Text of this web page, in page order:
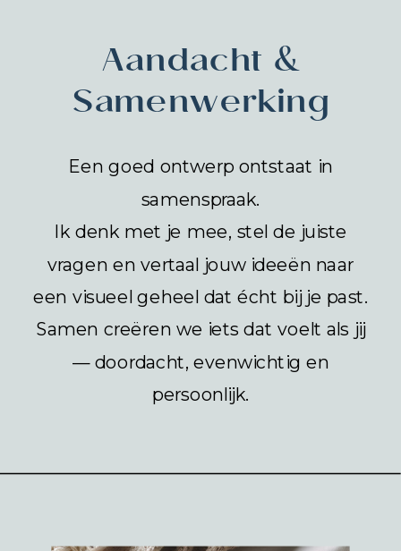
Aandacht &
Samenwerking
Een goed ontwerp ontstaat in
samenspraak.
Ik denk met je mee, stel de juiste
vragen en vertaal jouw ideeën naar
een visueel geheel dat écht bij je past.
Samen creëren we iets dat voelt als jij
— doordacht, evenwichtig en
persoonlijk.